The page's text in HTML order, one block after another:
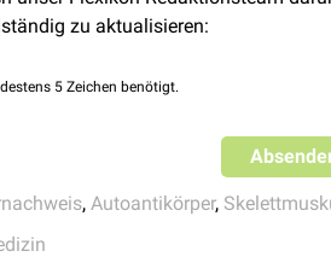
zu aktualisieren:
5 Zeichen benötigt.
, Autoantikörper,